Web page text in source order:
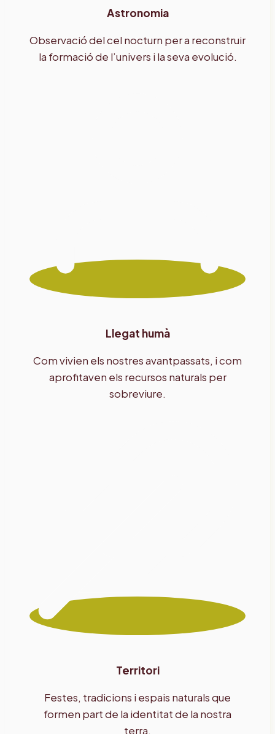
Astronomia
Observació del cel nocturn per a reconstruir
la formació de l’univers i la seva evolució.
Llegat humà
Com vivien els nostres avantpassats, i com
aprofitaven els recursos naturals per
sobreviure.
Territori
Festes, tradicions i espais naturals que
formen part de la identitat de la nostra
terra.